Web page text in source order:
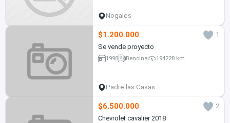
Nogales
$1.200.000
1
Se vende proyecto
1998 Bencina 194228 km
Padre las Casas
$6.500.000
2
Chevrolet cavalier 2018